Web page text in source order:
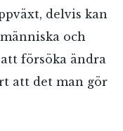
delvis kan
och
försöka ändra
att det man gör